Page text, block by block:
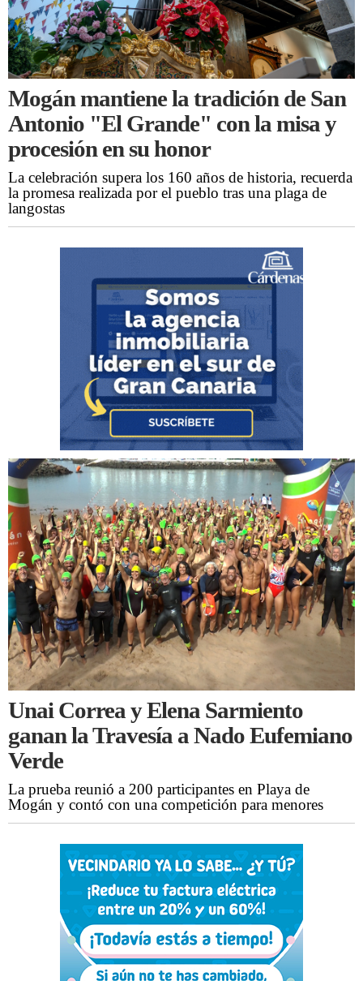
Mogán mantiene la tradición de San
Antonio "El Grande" con la misa y
procesión en su honor
La celebración supera los 160 años de historia, recuerda
la promesa realizada por el pueblo tras una plaga de
langostas
Unai Correa y Elena Sarmiento
ganan la Travesía a Nado Eufemiano
Verde
La prueba reunió a 200 participantes en Playa de
Mogán y contó con una competición para menores